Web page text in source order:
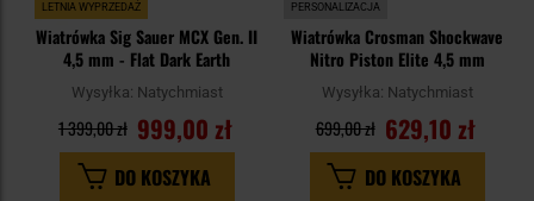
LETNIA WYPRZEDAŻ
Wiatrówka Sig Sauer MCX Gen. II
4,5 mm - Flat Dark Earth
Wysyłka: Natychmiast
999,00 zł
1 399,00 zł
DO KOSZYKA
PERSONALIZACJA
Wiatrówka Crosman Shockwave
Nitro Piston Elite 4,5 mm
Wysyłka: Natychmiast
629,10 zł
699,00 zł
DO KOSZYKA